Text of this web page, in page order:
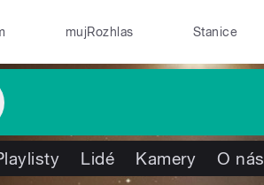
mujRozhlas Stanice
Lidé Kamery O nás